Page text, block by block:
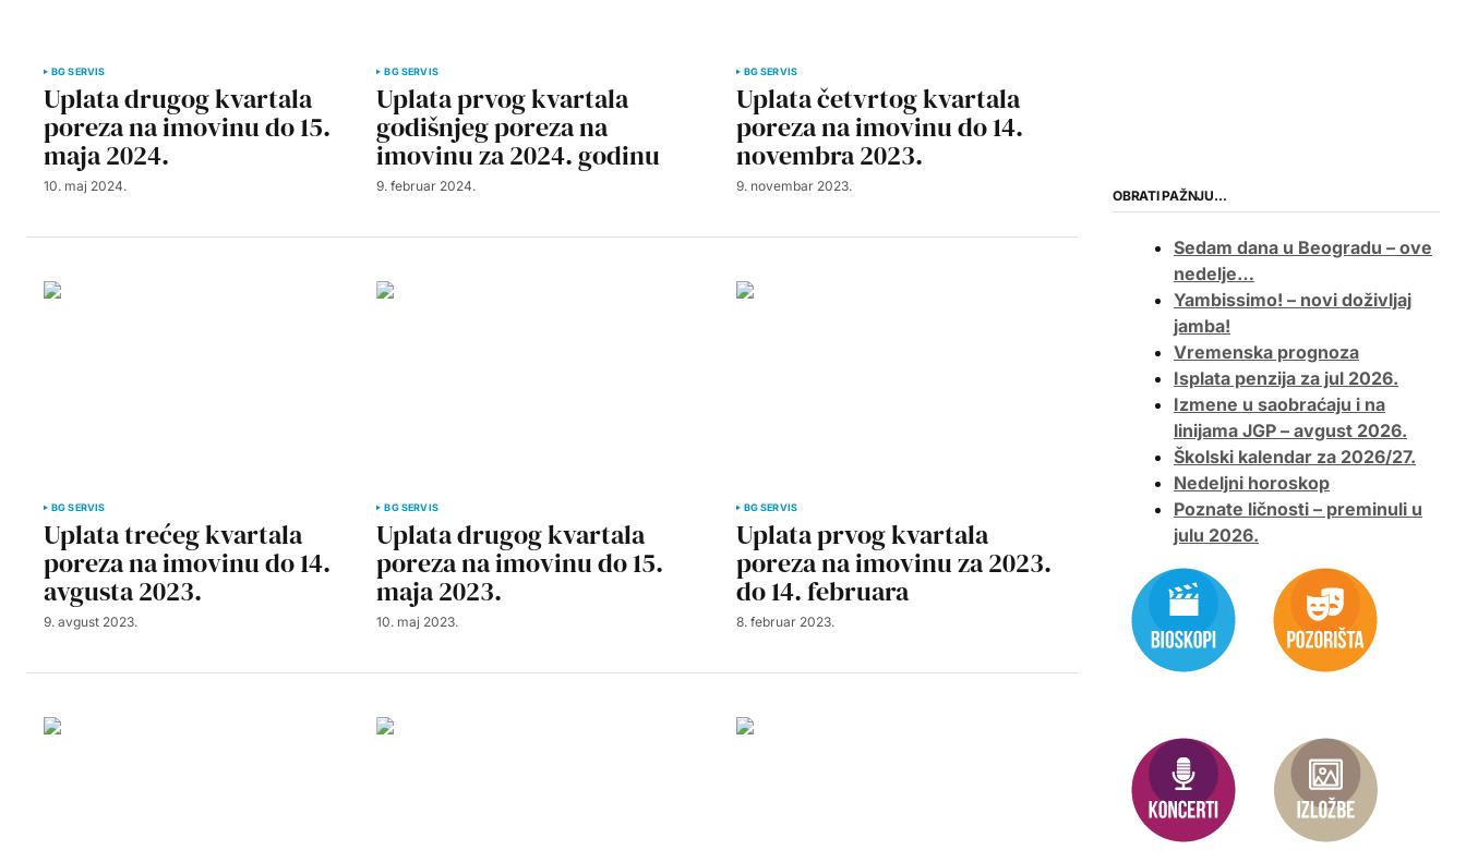
BG SERVIS
Uplata drugog kvartala
poreza na imovinu do 15.
maja 2024.
10. maj 2024.
BG SERVIS
Uplata prvog kvartala
godišnjeg poreza na
imovinu za 2024. godinu
9. februar 2024.
BG SERVIS
Uplata četvrtog kvartala
poreza na imovinu do 14.
novembra 2023.
9. novembar 2023.
BG SERVIS
Uplata trećeg kvartala
poreza na imovinu do 14.
avgusta 2023.
9. avgust 2023.
BG SERVIS
Uplata drugog kvartala
poreza na imovinu do 15.
maja 2023.
10. maj 2023.
BG SERVIS
Uplata prvog kvartala
poreza na imovinu za 2023.
do 14. februara
8. februar 2023.
OBRATI PAŽNJU…
Sedam dana u Beogradu – ove
nedelje…
Yambissimo! – novi doživljaj
jamba!
Vremenska prognoza
Isplata penzija za jul 2026.
Izmene u saobraćaju i na
linijama JGP – avgust 2026.
Školski kalendar za 2026/27.
Nedeljni horoskop
Poznate ličnosti – preminuli u
julu 2026.